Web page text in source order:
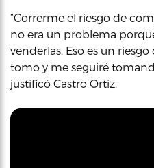
“Correrme el riesgo de
no era un problema
venderlas. Eso es un
tomo y me seguiré
justificó Castro Ortiz.